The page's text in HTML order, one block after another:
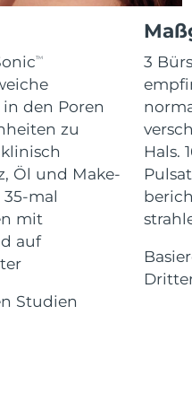
TM
den Poren
zu
Öl und Make-
mal
mit
auf
Studien
3
Hals.
13/08/2026
Erwartete Lieferung
09/08/2026
Erwartete Lieferung
10/08/2026
Erwartete Lieferung
09/08/2026
10/08/2026
Erwartete Lieferung